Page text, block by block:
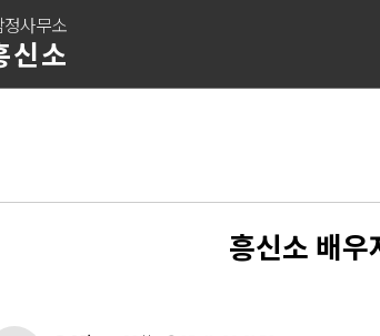
사무소
신소
흥신소 배우